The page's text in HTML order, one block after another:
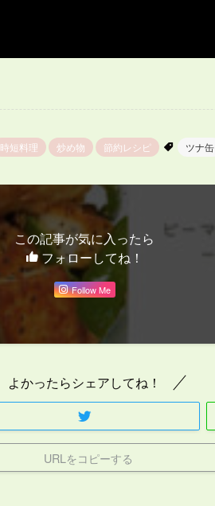
時短料理 炒め物 節約レシピ ツナ缶
この記事が気に入ったら
フォローしてね！
Follow Me
よかったらシェアしてね！
URLをコピーする